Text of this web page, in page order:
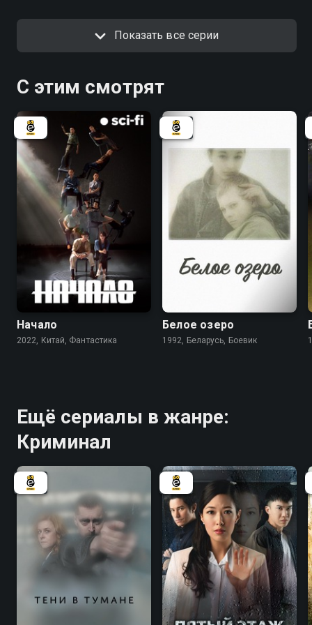
Показать все серии
С этим смотрят
8.1 8.1
Начало
2022, Китай, Фантастика
Белое озеро
1992, Беларусь, Боевик
Ещё сериалы в жанре:
Криминал